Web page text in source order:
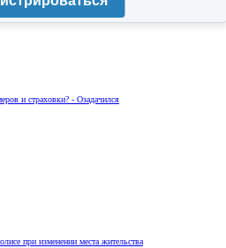
и страховки? - Озадачился
при изменении места жительства